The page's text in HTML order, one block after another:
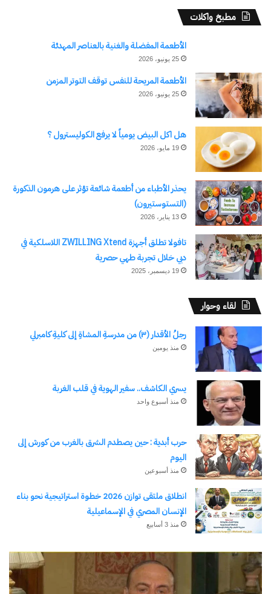
مطبخ واكلات
الأطعمة المفضلة والغنية بالعناصر المهدئة
25 يونيو، 2026
الأطعمة المريحة للنفس توقف التوتر المزمن
25 يونيو، 2026
هل اكل البيض يومياً لا يرفع الكوليسترول ؟
19 مايو، 2026
يحذر الأطباء من أطعمة شائعة تؤثر على هرمون الذكورة
(التستوستيرون)
13 يناير، 2026
تافولا تطلق أجهزة ZWILLING Xtend اللاسلكية في
دبي خلال تجربة طهي حصرية
19 ديسمبر، 2025
لقاء وحوار
رجلُ الأقدار (٣) من مدرسةِ المشاةِ إلى كليةِ كامبرلي
منذ يومين
يسري الكاشف.. سفير الهوية في قلب الغربة
منذ أسبوع واحد
حرب أبدية : حين يصطدم الشرق بالغرب من كورش إلى
اليوم
منذ أسبوعين
انطلاق ملتقى توازن 2026 خطوة استراتيجية نحو بناء
الإنسان المصري في الإسماعيلية
منذ 3 أسابيع
الحرب
حربين
والضربة